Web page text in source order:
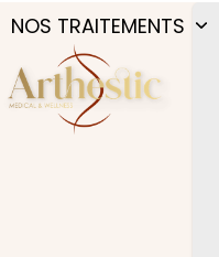
Skip
content
NOS TRAITEMENTS